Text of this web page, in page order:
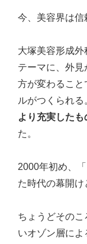
今、美容界は信
大塚美容形成
テーマに、外
方が変わること
ルがつくられる
より充実したも
た。
2000年初め、
た時代の幕開け
ちょうどその
いオゾン層によ